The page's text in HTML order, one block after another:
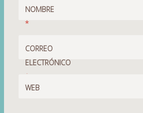
NOMBRE
*
CORREO
ELECTRÓNICO
*
WEB